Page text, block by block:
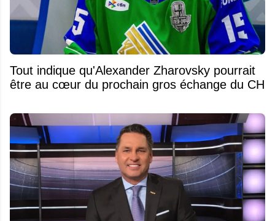
Tout indique qu'Alexander Zharovsky pourrait
être au cœur du prochain gros échange du CH